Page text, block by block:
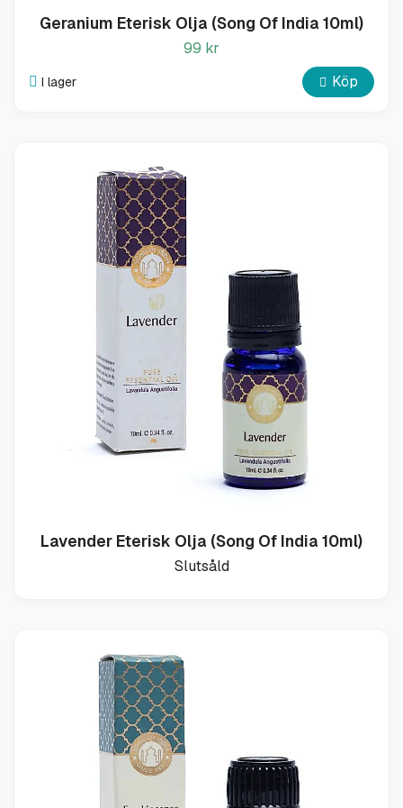
Geranium Eterisk Olja (Song Of India 10ml)
99 kr
I lager Köp
Lavender Eterisk Olja (Song Of India 10ml)
Slutsåld